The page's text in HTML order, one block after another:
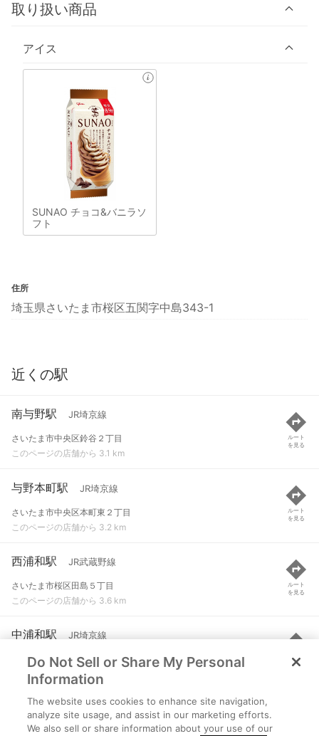
取り扱い商品
アイス
SUNAO チョコ&バニラソ
フト
住所
埼玉県さいたま市桜区五関字中島343-1
近くの駅
南与野駅 JR埼京線
さいたま市中央区鈴谷２丁目
このページの店舗から 3.1 km
ルート
を見る
与野本町駅 JR埼京線
さいたま市中央区本町東２丁目
このページの店舗から 3.2 km
ルート
を見る
西浦和駅 JR武蔵野線
さいたま市桜区田島５丁目
このページの店舗から 3.6 km
ルート
を見る
中浦和駅 JR埼京線
さいたま市南区鹿手袋１丁目
このページの店舗から 3.9 km
ルート
を見る
北与野駅 JR埼京線
さいたま市中央区上落合
Do Not Sell or Share My Personal
Information
The website uses cookies to enhance site navigation,
analyze site usage, and assist in our marketing efforts.
We also sell or share information about your use of our